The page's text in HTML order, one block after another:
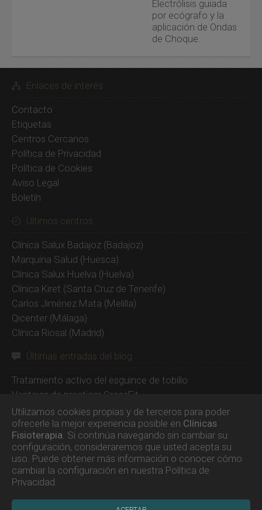
Utilizamos cookies propias y de terceros para poder
ofrecerle la mejor experiencia posible en Clínicas
Fisioterapia. Si continúa navegando sin cambiar su
configuración, consideraremos que usted acepta su
uso. Puede obtener más información o conocer cómo
cambiar la configuración en nuestra Política de
Privacidad.
Electrólisis guiada
por ecógrafo y la
aplicación de Ondas
de Choque.
Enlaces de interés
Contacto
Etiquetas
Centros Cercanos
Política de Privacidad
Política de Cookies
Aviso Legal
Boletín
Últimos centros
Clínica Salux Badajoz (Badajoz)
Marquina Salud (Huesca)
Clínica Salux Huelva (Huelva)
Clínica Kiret (Santa Cruz de Tenerife)
Carlos Jiménez Mata (Melilla)
Qicenter (Málaga)
Clínica Riosal (Madrid)
Últimas entradas del blog
Tratamiento activo del esguince de tobillo
Ventajas de practicar CrossFit
Beurer EM49, un electroestimulador barato y
superventas
Compex SP 8.0, el mejor electroestimulador de 2020
SP 6.0, el electroestimulador inalámbrico más barato de
Compex
Los orígenes de Joseph Hubertus Pilates